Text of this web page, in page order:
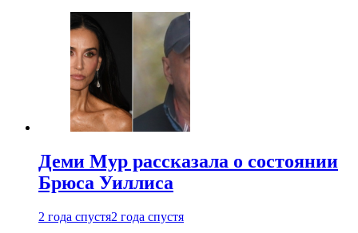
Деми Мур рассказала о состоянии
Брюса Уиллиса
2 года спустя2 года спустя